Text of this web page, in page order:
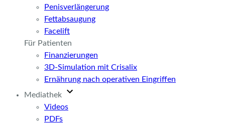
Penisverlängerung
Fettabsaugung
Facelift
Für Patienten
Finanzierungen
3D-Simulation mit Crisalix
Ernährung nach operativen Eingriffen
Mediathek
Videos
PDFs